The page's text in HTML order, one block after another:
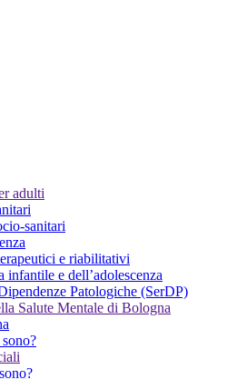
adulti
sanitari
e riabilitativi
infantile e dell’adolescenza
Patologiche (SerDP)
Salute Mentale di Bologna